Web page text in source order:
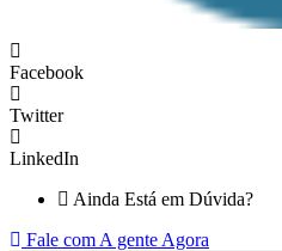
Facebook
Twitter
LinkedIn
Ainda Está em Dúvida?
Fale com A gente Agora